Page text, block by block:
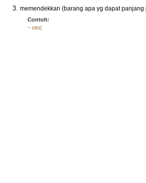
memendekkan (barang apa yg dapat panjang
Contoh:
~ otot;